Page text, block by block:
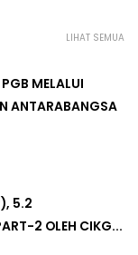
LIHAT SEMUA
MELALUI
ANTARABANGSA
5.2
2 OLEH CIKG...